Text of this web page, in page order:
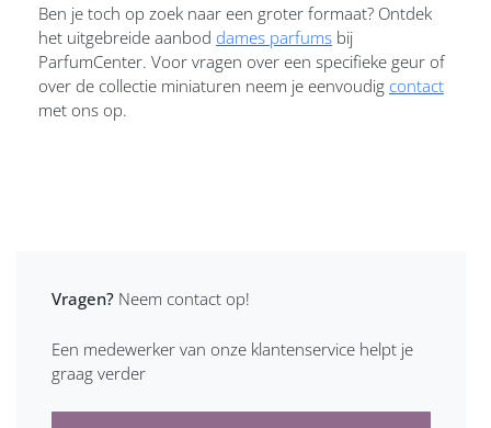
Ben je toch op zoek naar een groter formaat? Ontdek
het uitgebreide aanbod dames parfums bij
ParfumCenter. Voor vragen over een specifieke geur of
over de collectie miniaturen neem je eenvoudig contact
met ons op.
Vragen? Neem contact op!
Een medewerker van onze klantenservice helpt je
graag verder